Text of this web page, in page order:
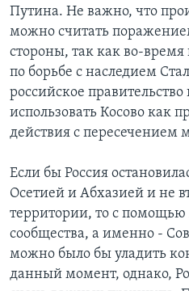
Путина. Не важно, что
можно считать
стороны, так как во-
по борьбе с наследием
российское
использовать Косово как
действия с
Если бы Россия
Осетией и Абхазией и не
территории, то с
сообщества, а именно -
можно было бы уладить
данный момент, однако,